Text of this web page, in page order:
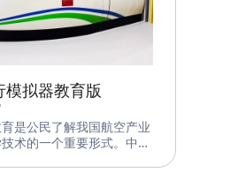
模拟器教育版
是公民了解我国航空产业
术的一个重要形式。中仿